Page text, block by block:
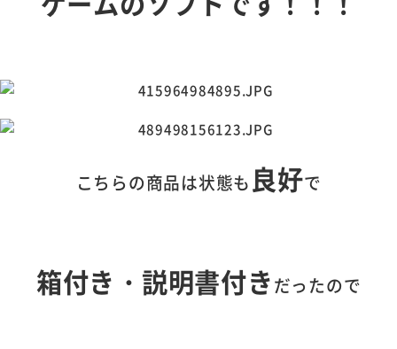
こちらの商品は状態も 良好で
箱付き・説明書付きだったので